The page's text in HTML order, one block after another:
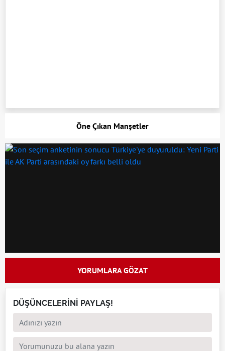
Öne Çıkan Manşetler
YORUMLARA GÖZAT
DÜŞÜNCELERİNİ PAYLAŞ!